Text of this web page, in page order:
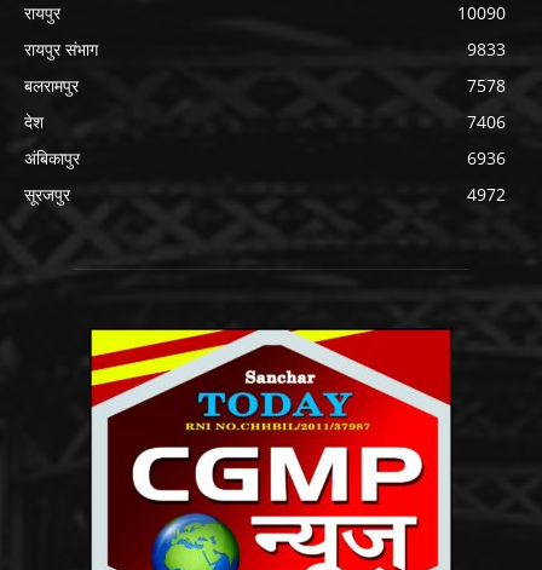
रायपुर
10090
रायपुर संभाग
9833
बलरामपुर
7578
देश
7406
अंबिकापुर
6936
सूरजपुर
4972